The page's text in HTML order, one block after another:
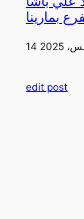
بمارينا
2025
edit post